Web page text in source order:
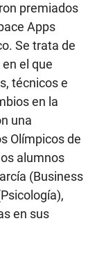
premiados
Apps
Se trata de
el que
técnicos e
en la
una
Olímpicos de
alumnos
(Business
en sus